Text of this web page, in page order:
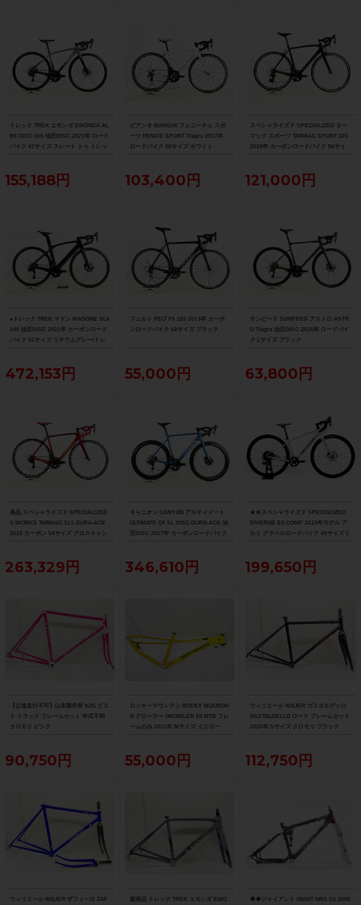
トレック TREK エモンダ EMONDA AL
R5 DISC 105 油圧DISC 2021年 ロード
バイク 47サイズ スレート トゥ トレッ
155,188円
ビアンキ BIANCHI フェニーチェ スポ
ーツ FENICE SPORT Tiagra 2017年
ロードバイク 50サイズ ホワイト
103,400円
スペシャライズド SPECIALIZED ター
マック スポーツ TARMAC SPORT 105
2018年 カーボンロードバイク 56サイ
121,000円
●トレック TREK マドン MADONE SL6
105 油圧DISC 2021年 カーボンロード
バイク 52サイズ リチウムグレー/トレ
472,153円
フェルト FELT F5 105 2013年 カーボ
ンロードバイク 58サイズ ブラック
55,000円
サンピード SUNPEED アストロ ASTR
O Tiagra 油圧DISC 2025年 ロードバイ
ク Lサイズ ブラック
63,800円
美品 スペシャライズド SPECIALIZED
S-WORKS TARMAC SL5 DURA-ACE
2015 カーボン 54サイズ グロスキャン
263,329円
キャニオン CANYON アルティメート
ULTIMATE CF SL DISC DURA-ACE 油
圧DISC 2017年 カーボンロードバイク
346,610円
★★スペシャライズド SPECIALIZED
DIVERGE E5 COMP 2023年モデル ア
ルミ グラベルロードバイク 49サイズ 1
199,650円
【公道走行不可】山本製作所 NJS ピス
ト トラック フレームセット 年式不明
クロモリ ピンク
90,750円
ロッキーマウンテン ROCKY MOUNTAI
N グローラー GROWLER 50 MTB フレ
ームのみ 2021年 Mサイズ イエロー
55,000円
ウィリエール WILIER ガスタルデッロ
GASTALDELLO ロード フレームセット
2020年 Sサイズ クロモリ ブラック
112,750円
ウィリエール WILIER ザフィーロ ZAF
超美品 トレック TREK エモンダ EMO
◆◆ジャイアント GIANT NRS C1 2005